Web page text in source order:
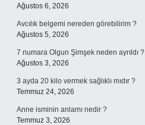
Ağustos 6, 2026
Avcılık belgemi nereden görebilirim ?
Ağustos 5, 2026
7 numara Olgun Şimşek neden ayrıldı ?
Ağustos 3, 2026
3 ayda 20 kilo vermek sağlıklı mıdır ?
Temmuz 24, 2026
Anne isminin anlamı nedir ?
Temmuz 3, 2026